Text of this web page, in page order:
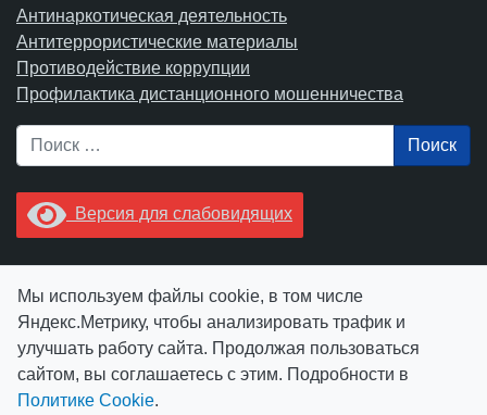
Антинаркотическая деятельность
Антитеррористические материалы
Противодействие коррупции
Профилактика дистанционного мошенничества
Поиск
Версия для слабовидящих
Ctrl+Enter.
Мы используем файлы cookie, в том числе
Яндекс.Метрику, чтобы анализировать трафик и
улучшать работу сайта. Продолжая пользоваться
сайтом, вы соглашаетесь с этим. Подробности в
Политике Cookie.